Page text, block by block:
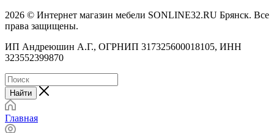
2026 © Интернет магазин мебели SONLINE32.RU Брянск. Все
права защищены.
ИП Андреюшин А.Г., ОГРНИП 317325600018105, ИНН
323552399870
Найти
Главная